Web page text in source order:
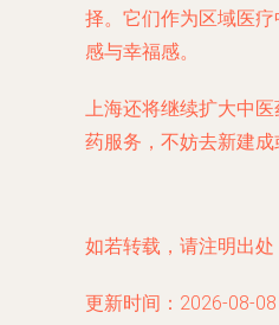
择。它们作为区域医
感与幸福感。
上海还将继续扩大中
药服务，不妨去新建
如若转载，请注明出
更新时间：2026-08-08